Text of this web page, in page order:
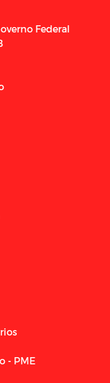
Federal
- PME